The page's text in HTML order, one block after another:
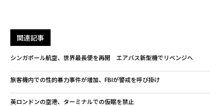
関連記事
シンガポール航空、世界最長便を再開 エアバス新型機でリベンジへ
旅客機内での性的暴力事件が増加、FBIが警戒を呼び掛け
英ロンドンの空港、ターミナルでの仮眠を禁止